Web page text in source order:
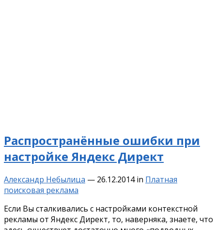
Распространённые ошибки при
настройке Яндекс Директ
Александр Небылица — 26.12.2014 in Платная
поисковая реклама
Если Вы сталкивались с настройками контекстной
рекламы от Яндекс Директ, то, наверняка, знаете, что